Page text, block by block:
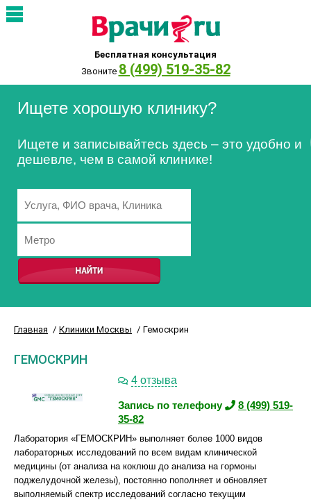
Бесплатная консультация
Звоните 8 (499) 519-35-82
Ищете хорошую клинику?
Ищете и записывайтесь здесь – это удобно и
дешевле, чем в самой клинике!
Главная Клиники Москвы Гемоскрин
ГЕМОСКРИН
4 отзыва
Запись по телефону
8 (499) 519-
35-82
Лаборатория «ГЕМОСКРИН» выполняет более 1000 видов
лабораторных исследований по всем видам клинической
медицины (от анализа на коклюш до анализа на гормоны
поджелудочной железы), постоянно пополняет и обновляет
выполняемый спектр исследований согласно текущим